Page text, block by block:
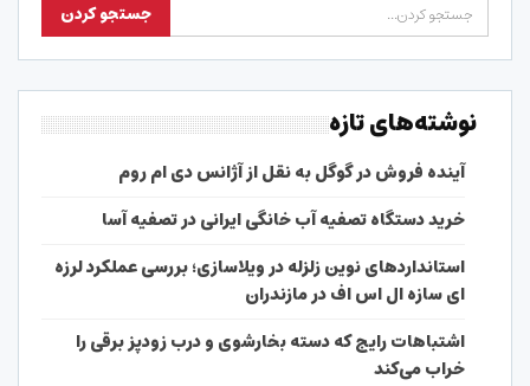
نوشته‌های تازه
آینده فروش در گوگل به نقل از آژانس دی ام روم
خرید دستگاه تصفیه آب خانگی ایرانی در تصفیه آسا
استانداردهای نوین زلزله در ویلاسازی؛ بررسی عملکرد لرزه
ای سازه ال اس اف در مازندران
اشتباهات رایج که دسته بخارشوی و درب زودپز برقی را
خراب می‌کند